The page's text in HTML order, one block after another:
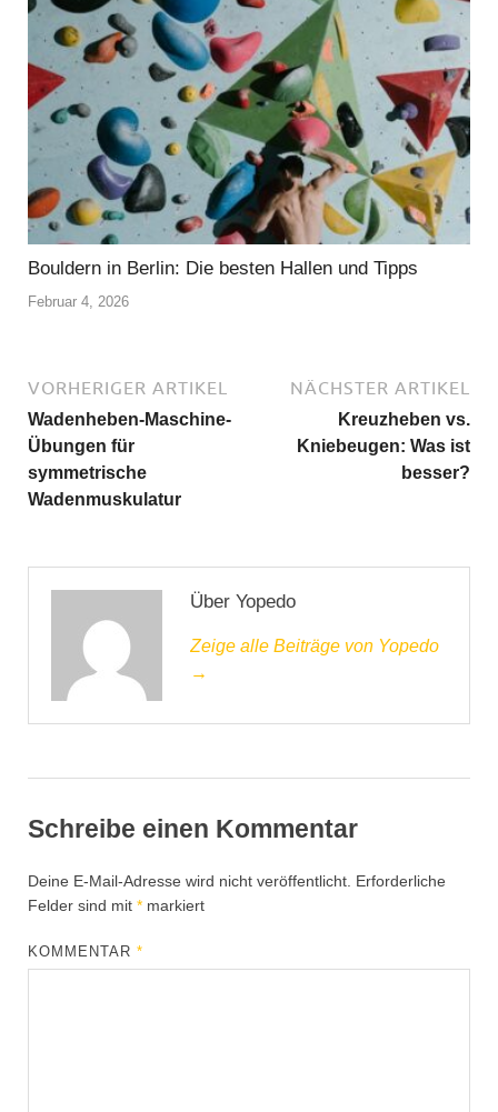
Bouldern in Berlin: Die besten Hallen und Tipps
Februar 4, 2026
VORHERIGER ARTIKEL
Wadenheben-Maschine-
Übungen für
symmetrische
Wadenmuskulatur
NÄCHSTER ARTIKEL
Kreuzheben vs.
Kniebeugen: Was ist
besser?
Über Yopedo
Zeige alle Beiträge von Yopedo
→
Schreibe einen Kommentar
Deine E-Mail-Adresse wird nicht veröffentlicht. Erforderliche
Felder sind mit * markiert
KOMMENTAR*